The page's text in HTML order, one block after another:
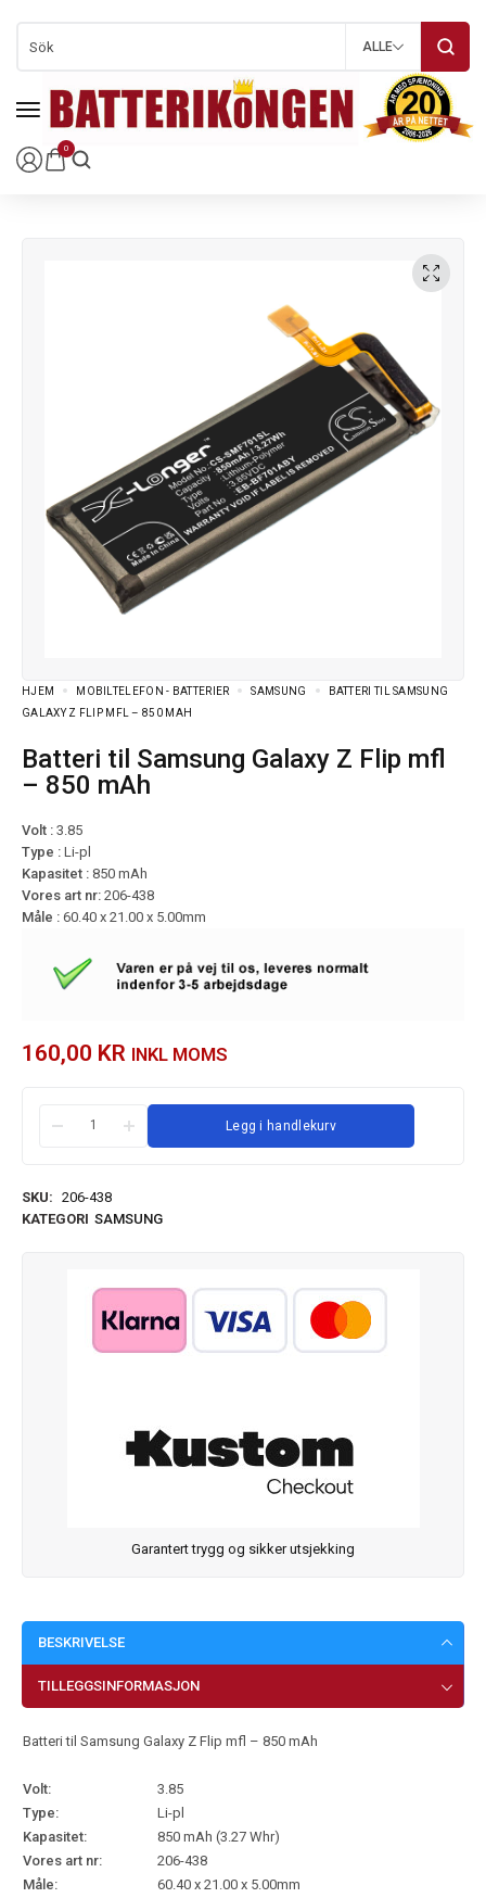
0
ALLE
HJEM MOBILTELEFON - BATTERIER SAMSUNG
BATTERI TIL SAMSUNG
GALAXY Z FLIP MFL – 850 MAH
Batteri til Samsung Galaxy Z Flip mfl
– 850 mAh
Volt : 3.85
Type : Li-pl
Kapasitet : 850 mAh
Vores art nr: 206-438
Måle : 60.40 x 21.00 x 5.00mm
160,00 KR INKL MOMS
Legg i handlekurv
SKU: 206-438
KATEGORI SAMSUNG
Garantert trygg og sikker utsjekking
BESKRIVELSE
TILLEGGSINFORMASJON
Batteri til Samsung Galaxy Z Flip mfl – 850 mAh
Volt:
3.85
Type:
Li-pl
Kapasitet:
850 mAh (3.27 Whr)
Vores art nr:
206-438
Måle:
60.40 x 21.00 x 5.00mm